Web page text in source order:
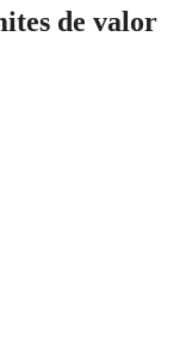
de valor